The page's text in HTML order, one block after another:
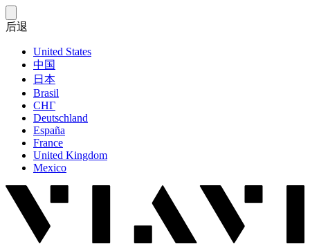
后退
United States
中国
日本
Brasil
СНГ
Deutschland
España
France
United Kingdom
Mexico